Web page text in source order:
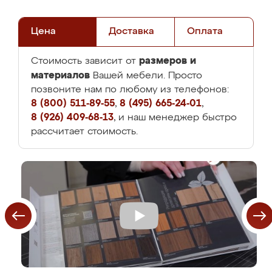
Цена Доставка Оплата
Стоимость зависит от размеров и
материалов Вашей мебели. Просто
позвоните нам по любому из телефонов:
8 (800) 511-89-55, 8 (495) 665-24-01,
8 (926) 409-68-13, и наш менеджер быстро
рассчитает стоимость.